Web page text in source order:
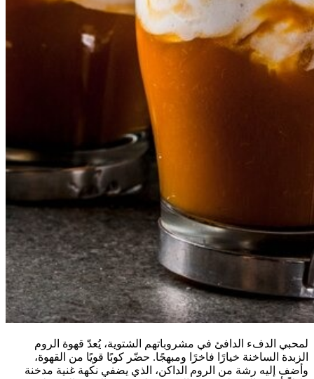
لمحبي الدفء الدافئ في مشروباتهم الشتوية، يُعدّ قهوة الروم
الزبدة الساخنة خيارًا فاخرًا ومبهجًا. حضّر كوبًا قويًا من القهوة،
وأضف إليه رشة من الروم الداكن، الذي يضفي نكهة غنية مدخنة